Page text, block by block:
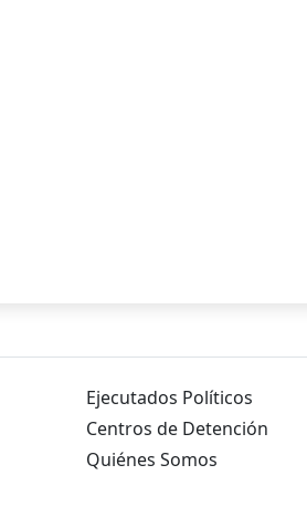
Ejecutados Políticos
Centros de Detención
Quiénes Somos